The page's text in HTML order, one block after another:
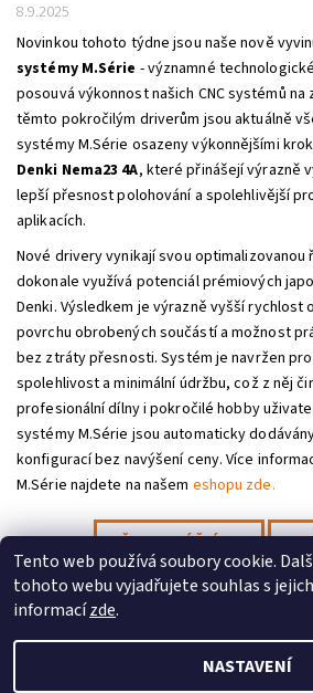
8.9.2025
Novinkou tohoto týdne jsou naše nově
systémy M.Série - významné
posouvá výkonnost našich CNC systémů na
těmto pokročilým driverům jsou aktuálně
systémy M.Série osazeny výkonnějšími
Denki Nema23 4A, které přinášejí výrazně
lepší přesnost polohování a spolehlivější
aplikacích.
Nové drivery vynikají svou
dokonale využívá potenciál prémiových
Denki. Výsledkem je výrazně vyšší rychlost
povrchu obrobených součástí a možnost
bez ztráty přesnosti. Systém je navržen
spolehlivost a minimální údržbu, což z něj
profesionální dílny i pokročilé hobby
systémy M.Série jsou automaticky
konfigurací bez navýšení ceny. Více
M.Série najdete na našem eshopu zde.
PŘEDCHOZÍ ČLÁNEK
Tento web používá soubory cookie.
tohoto webu vyjadřujete souhlas s
informacízde.
NASTAVENÍ
Powered by chaterimo